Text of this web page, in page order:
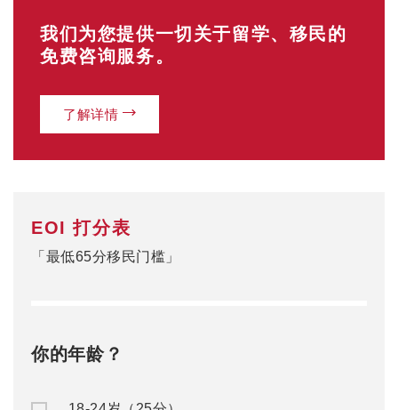
我们为您提供一切关于留学、移民的
免费咨询服务。
了解详情
EOI 打分表
「最低65分移民门槛」
你的年龄？